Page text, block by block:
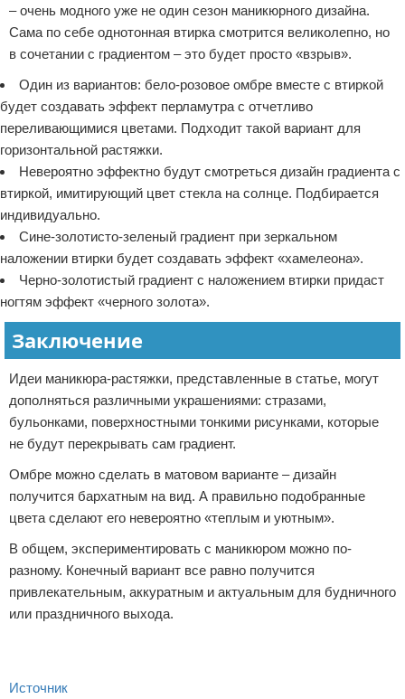
– очень модного уже не один сезон маникюрного дизайна.
Сама по себе однотонная втирка смотрится великолепно, но
в сочетании с градиентом – это будет просто «взрыв».
Один из вариантов: бело-розовое омбре вместе с втиркой
будет создавать эффект перламутра с отчетливо
переливающимися цветами. Подходит такой вариант для
горизонтальной растяжки.
Невероятно эффектно будут смотреться дизайн градиента с
втиркой, имитирующий цвет стекла на солнце. Подбирается
индивидуально.
Сине-золотисто-зеленый градиент при зеркальном
наложении втирки будет создавать эффект «хамелеона».
Черно-золотистый градиент с наложением втирки придаст
ногтям эффект «черного золота».
Заключение
Идеи маникюра-растяжки, представленные в статье, могут
дополняться различными украшениями: стразами,
бульонками, поверхностными тонкими рисунками, которые
не будут перекрывать сам градиент.
Омбре можно сделать в матовом варианте – дизайн
получится бархатным на вид. А правильно подобранные
цвета сделают его невероятно «теплым и уютным».
В общем, экспериментировать с маникюром можно по-
разному. Конечный вариант все равно получится
привлекательным, аккуратным и актуальным для будничного
или праздничного выхода.
Источник